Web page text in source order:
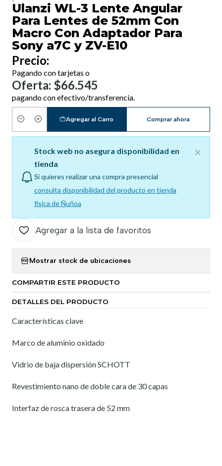
Ulanzi WL-3 Lente Angular
Para Lentes de 52mm Con
Macro Con Adaptador Para
Sony a7C y ZV-E10
Precio:
Pagando con tarjetas o
Oferta: $66.545
pagando con efectivo/transferencia.
Cantidad
Agregar al Carro Comprar ahora
Stock web no asegura disponibilidad en
tienda
Si quieres realizar una compra presencial
consulta disponibilidad del producto en tienda
física de Ñuñoa
Agregar a la lista de favoritos
Mostrar stock de ubicaciones
COMPARTIR ESTE PRODUCTO
DETALLES DEL PRODUCTO
Características clave
Marco de aluminio oxidado
Vidrio de baja dispersión SCHOTT
Revestimiento nano de doble cara de 30 capas
Interfaz de rosca trasera de 52 mm